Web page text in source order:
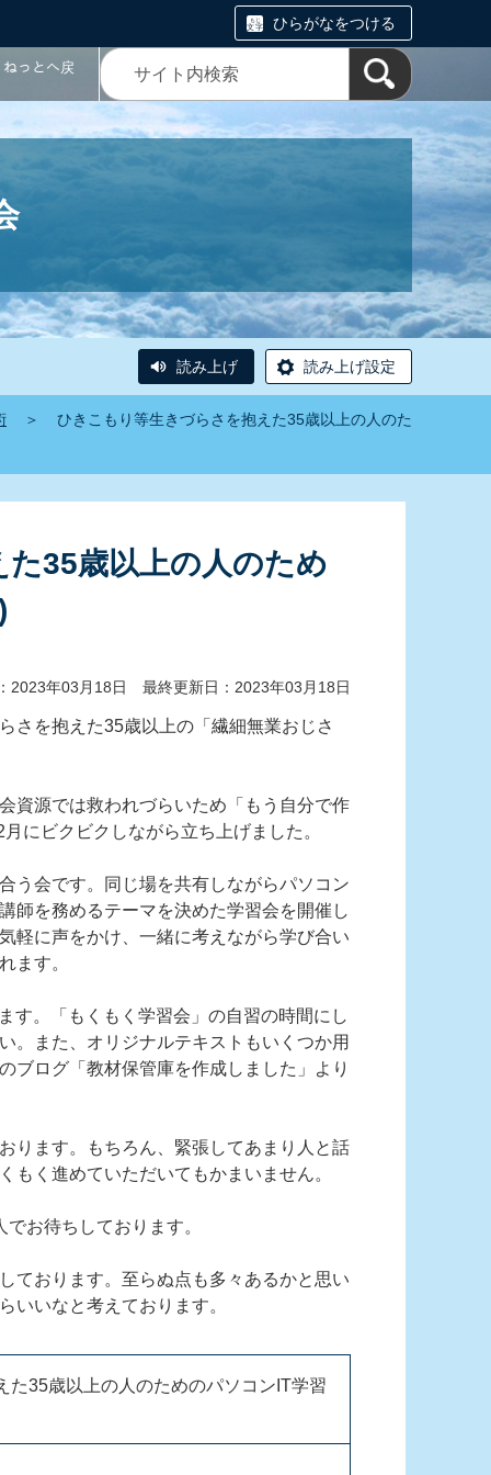
ひらがなをつける
っとへ戻
読み上げ 読み上げ設定
＞ ひきこもり等生きづらさを抱えた35歳以上の人のた
35歳以上の人のため
2023年03月18日 最終更新日：2023年03月18日
さを抱えた35歳以上の「繊細無業おじさ
資源では救われづらいため「もう自分で作
にビクビクしながら立ち上げました。
う会です。同じ場を共有しながらパソコン
師を務めるテーマを決めた学習会を開催し
軽に声をかけ、一緒に考えながら学び合い
ます。
す。「もくもく学習会」の自習の時間にし
。また、オリジナルテキストもいくつか用
ブログ「教材保管庫を作成しました」より
ります。もちろん、緊張してあまり人と話
もく進めていただいてもかまいません。
お待ちしております。
ております。至らぬ点も多々あるかと思い
いいなと考えております。
た35歳以上の人のためのパソコンIT学習